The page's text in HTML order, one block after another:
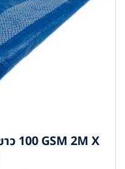
ว 100 GSM 2M X